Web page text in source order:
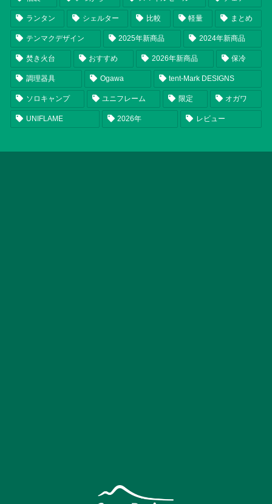
ランタン シェルター 比較 軽量 まとめ
テンマクデザイン 2025年新商品 2024年新商品
焚き火台 おすすめ 2026年新商品 保冷
調理器具 Ogawa tent-Mark DESIGNS
ソロキャンプ ユニフレーム 限定 オガワ
UNIFLAME 2026年 レビュー